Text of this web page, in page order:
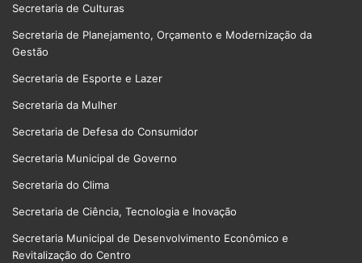
Secretaria de Culturas
Secretaria de Planejamento, Orçamento e Modernização da
Gestão
Secretaria de Esporte e Lazer
Secretaria da Mulher
Secretaria de Defesa do Consumidor
Secretaria Municipal de Governo
Secretaria do Clima
Secretaria de Ciência, Tecnologia e Inovação
Secretaria Municipal de Desenvolvimento Econômico e
Revitalização do Centro